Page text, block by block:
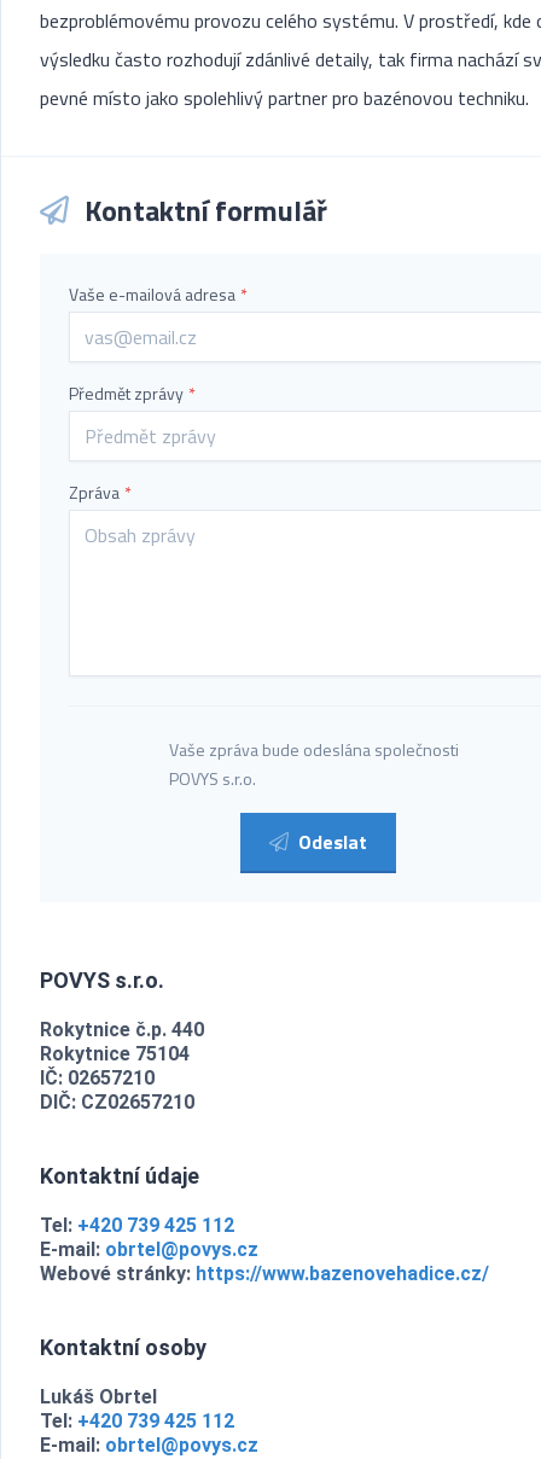
bezproblémovému provozu celého systému. V prostředí, kde
výsledku často rozhodují zdánlivé detaily, tak firma nachází
pevné místo jako spolehlivý partner pro bazénovou techniku.
Kontaktní formulář
Vaše e-mailová adresa *
Předmět zprávy *
Zpráva *
Vaše zpráva bude odeslána společnosti
POVYS s.r.o.
Odeslat
POVYS s.r.o.
Rokytnice č.p. 440
Rokytnice 75104
IČ: 02657210
DIČ: CZ02657210
Kontaktní údaje
Tel: +420 739 425 112
E-mail: obrtel@povys.cz
Webové stránky: https://www.bazenovehadice.cz/
Kontaktní osoby
Lukáš Obrtel
Tel: +420 739 425 112
E-mail: obrtel@povys.cz